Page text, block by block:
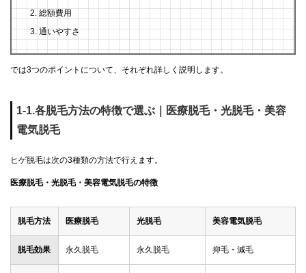
総額費用
通いやすさ
では3つのポイントについて、それぞれ詳しく説明します。
1-1.各脱毛方法の特徴で選ぶ｜医療脱毛・光脱毛・美容
電気脱毛
ヒゲ脱毛は次の3種類の方法で行えます。
医療脱毛・光脱毛・美容電気脱毛の特徴
脱毛方法 医療脱毛 光脱毛 美容電気脱毛
脱毛効果 永久脱毛 永久脱毛 抑毛・減毛